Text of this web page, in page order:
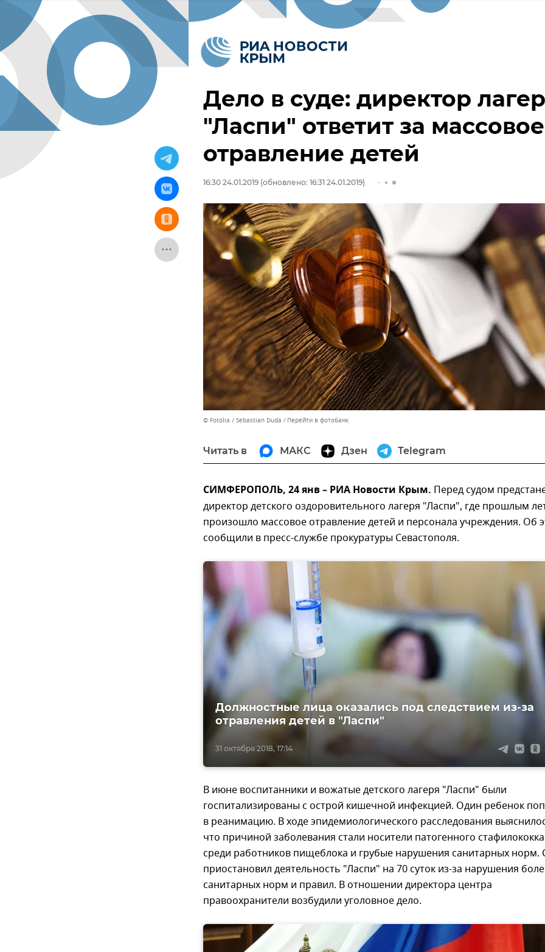
Дело в суде: директор
"Ласпи" ответит за массовое
отравление детей
16:30 24.01.2019 (обновлено: 16:31 24.01.2019)
© Fotolia / Sebastian Duda Перейти в фотобанк
Читать в МАКС Дзен Telegram
СИМФЕРОПОЛЬ, 24 янв – РИА Новости Крым. Перед судом
директор детского оздоровительного лагеря "Ласпи", где прошлым
произошло массовое отравление детей и персонала учреждения. Об
сообщили в пресс-службе прокуратуры Севастополя.
31 октября 2018, 17:14
Должностные лица оказались под следствием из-за
отравления детей в "Ласпи"
В июне воспитанники и вожатые детского лагеря "Ласпи" были
госпитализированы с острой кишечной инфекцией. Один ребенок
в реанимацию. В ходе эпидемиологического расследования
что причиной заболевания стали носители патогенного стафилококка
среди работников пищеблока и грубые нарушения санитарных норм.
приостановил деятельность "Ласпи" на 70 суток из-за нарушения
санитарных норм и правил. В отношении директора центра
правоохранители возбудили уголовное дело.